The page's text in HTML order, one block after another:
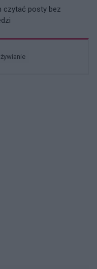
czytać posty bez